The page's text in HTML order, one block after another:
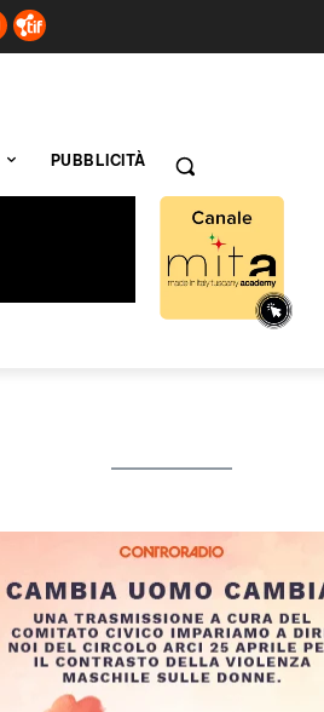
PUBBLICITÀ